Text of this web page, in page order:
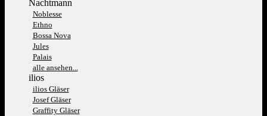
Nachtmann
Noblesse
Ethno
Bossa Nova
Jules
Palais
alle ansehen...
ilios
ilios Gläser
Josef Gläser
Graffity Gläser